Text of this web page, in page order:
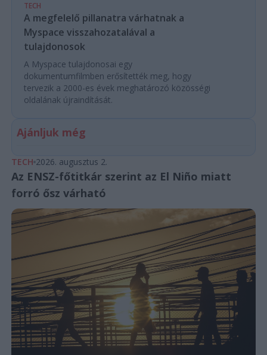
TECH
A megfelelő pillanatra várhatnak a
Myspace visszahozatalával a
tulajdonosok
A Myspace tulajdonosai egy
dokumentumfilmben erősítették meg, hogy
tervezik a 2000-es évek meghatározó közösségi
oldalának újraindítását.
Ajánljuk még
TECH 2026. augusztus 2.
Az ENSZ-főtitkár szerint az El Niño miatt
forró ősz várható